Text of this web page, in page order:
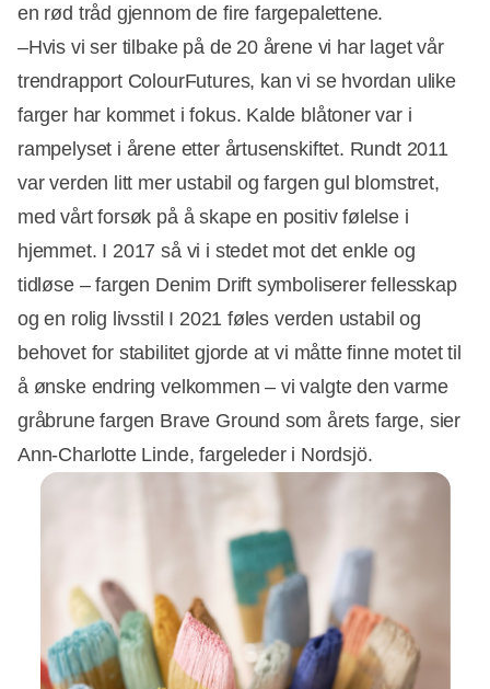
en rød tråd gjennom de fire fargepalettene.
–Hvis vi ser tilbake på de 20 årene vi har laget vår
trendrapport ColourFutures, kan vi se hvordan ulike
farger har kommet i fokus. Kalde blåtoner var i
rampelyset i årene etter årtusenskiftet. Rundt 2011
var verden litt mer ustabil og fargen gul blomstret,
med vårt forsøk på å skape en positiv følelse i
hjemmet. I 2017 så vi i stedet mot det enkle og
tidløse – fargen Denim Drift symboliserer fellesskap
og en rolig livsstil I 2021 føles verden ustabil og
behovet for stabilitet gjorde at vi måtte finne motet til
å ønske endring velkommen – vi valgte den varme
gråbrune fargen Brave Ground som årets farge, sier
Ann-Charlotte Linde, fargeleder i Nordsjö.